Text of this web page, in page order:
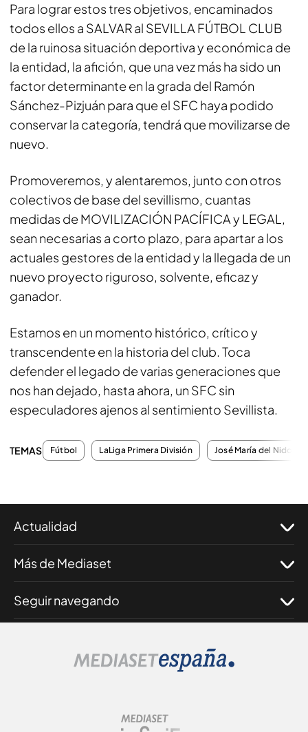
Para lograr estos tres objetivos, encaminados
todos ellos a SALVAR al SEVILLA FÚTBOL CLUB
de la ruinosa situación deportiva y económica de
la entidad, la afición, que una vez más ha sido un
factor determinante en la grada del Ramón
Sánchez-Pizjuán para que el SFC haya podido
conservar la categoría, tendrá que movilizarse de
nuevo.
Promoveremos, y alentaremos, junto con otros
colectivos de base del sevillismo, cuantas
medidas de MOVILIZACIÓN PACÍFICA y LEGAL,
sean necesarias a corto plazo, para apartar a los
actuales gestores de la entidad y la llegada de un
nuevo proyecto riguroso, solvente, eficaz y
ganador.
Estamos en un momento histórico, crítico y
transcendente en la historia del club. Toca
defender el legado de varias generaciones que
nos han dejado, hasta ahora, un SFC sin
especuladores ajenos al sentimiento Sevillista.
TEMAS Fútbol LaLiga Primera División José María del Nido
Actualidad
Más de Mediaset
Seguir navegando